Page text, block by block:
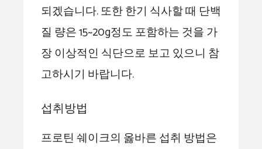
되겠습니다. 또한 한기 식사할 때 단백
질 량은 15~20g정도 포함하는 것을 가
장 이상적인 식단으로 보고 있으니 참
고하시기 바랍니다.
섭취방법
프로틴 쉐이크의 옳바른 섭취 방법은